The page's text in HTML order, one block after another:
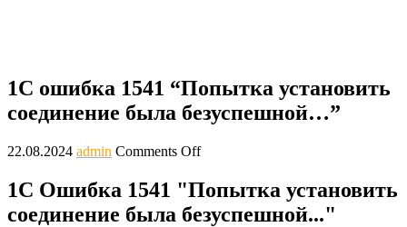
1С ошибка 1541 “Попытка установить
соединение была безуспешной…”
22.08.2024 admin Comments Off
1С Ошибка 1541 "Попытка установить
соединение была безуспешной..."